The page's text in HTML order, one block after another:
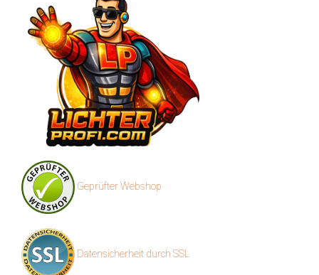
Geprüfter Webshop
Datensicherheit durch SSL